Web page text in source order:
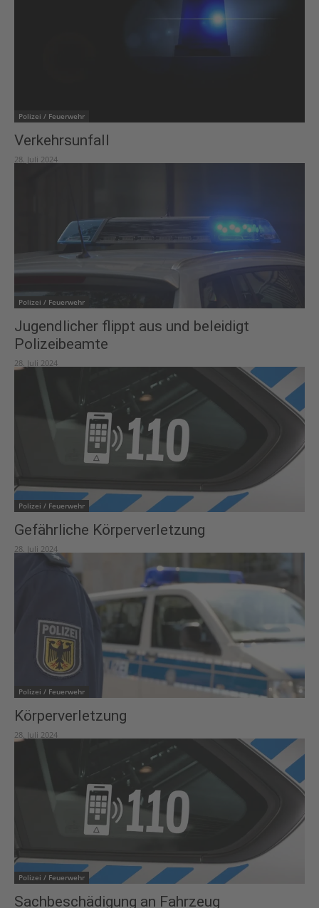
Polizei / Feuerwehr
Verkehrsunfall
28. Juli 2024
Polizei / Feuerwehr
Jugendlicher flippt aus und beleidigt
Polizeibeamte
28. Juli 2024
Polizei / Feuerwehr
Gefährliche Körperverletzung
28. Juli 2024
Polizei / Feuerwehr
Körperverletzung
28. Juli 2024
Polizei / Feuerwehr
Sachbeschädigung an Fahrzeug